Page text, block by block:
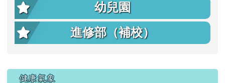
幼兒園
進修部（補校）
右邊區域內容
健康氣象